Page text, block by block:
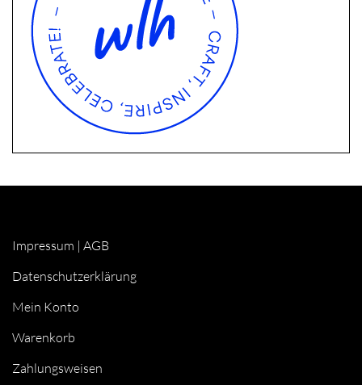
Impressum | AGB
Datenschutzerklärung
Mein Konto
Warenkorb
Zahlungsweisen